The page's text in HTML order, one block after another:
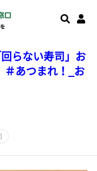
らない寿司」お
あつまれ！_お